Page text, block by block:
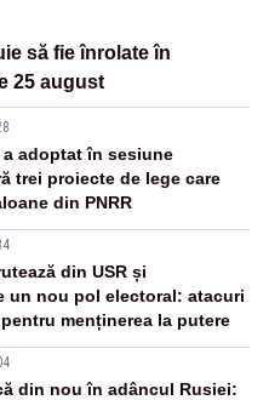
să fie înrolate în
25 august
a adoptat în sesiune
trei proiecte de lege care
din PNRR
din USR și
un nou pol electoral: atacuri
menținerea la putere
din nou în adâncul Rusiei: